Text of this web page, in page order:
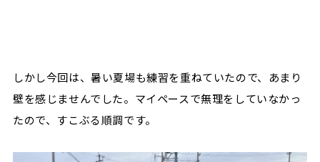
しかし今回は、暑い夏場も練習を重ねていたので、あまり
壁を感じませんでした。マイペースで無理をしていなかっ
たので、すこぶる順調です。